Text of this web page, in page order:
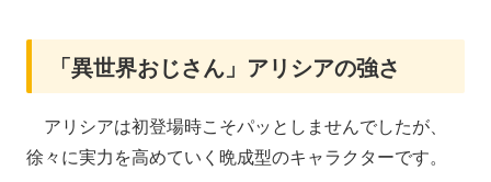
「異世界おじさん」アリシアの強さ
アリシアは初登場時こそパッとしませんでしたが、
徐々に実力を高めていく晩成型のキャラクターです。